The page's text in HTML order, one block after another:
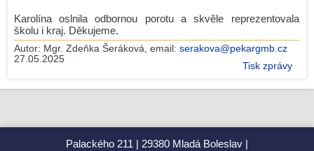
2.O v Leteckém muzeu Metoděje Vlacha
Gymnázium Dr. Josefa Pekaře podpořilo Český den proti
rakovině 2026
Věda v ulicích 2026: Barevná věda oživí park Výstaviště
Karolína oslnila odbornou porotu a skvěle reprezentovala
školu i kraj. Děkujeme.
Autor: Mgr. Zdeňka Šeráková, email: serakova@pekargmb.cz
27.05.2025
Tisk zprávy
Palackého 211
29380 Mladá Boleslav